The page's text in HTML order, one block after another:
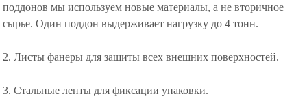
поддонов мы используем новые материалы, а не вторичное
сырье. Один поддон выдерживает нагрузку до 4 тонн.
2. Листы фанеры для защиты всех внешних поверхностей.
3. Стальные ленты для фиксации упаковки.